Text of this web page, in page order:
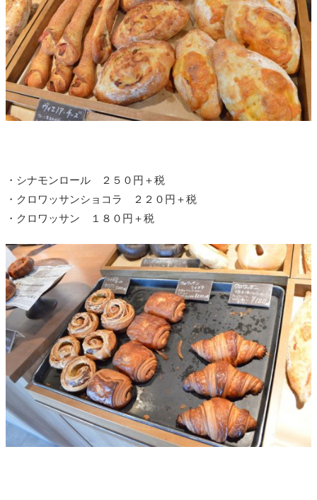
・シナモンロール ２５０円＋税
・クロワッサンショコラ ２２０円＋税
・クロワッサン １８０円＋税